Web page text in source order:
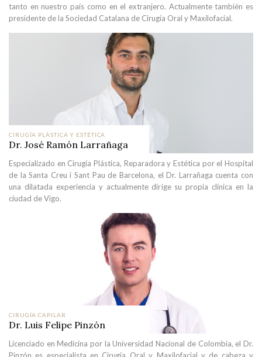
tanto en nuestro país como en el extranjero. Actualmente también es
presidente de la Sociedad Catalana de Cirugía Oral y Maxilofacial.
CIRUGÍA PLÁSTICA Y ESTÉTICA
Dr. José Ramón Larrañaga
Especializado en Cirugía Plástica, Reparadora y Estética por el Hospital
de la Santa Creu i Sant Pau de Barcelona, el Dr. Larrañaga cuenta con
una dilatada experiencia y actualmente dirige su propia clínica en la
ciudad de Vigo.
CIRUGÍA CAPILAR
Dr. Luis Felipe Pinzón
Licenciado en Medicina por la Universidad Nacional de Colombia, el Dr.